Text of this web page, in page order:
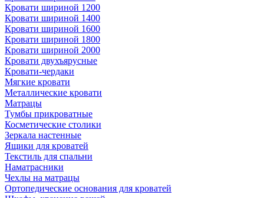
Кровати шириной 1200
Кровати шириной 1400
Кровати шириной 1600
Кровати шириной 1800
Кровати шириной 2000
Кровати двухъярусные
Кровати-чердаки
Мягкие кровати
Металлические кровати
Матрацы
Тумбы прикроватные
Косметические столики
Зеркала настенные
Ящики для кроватей
Текстиль для спальни
Наматрасники
Чехлы на матрацы
Ортопедические основания для кроватей